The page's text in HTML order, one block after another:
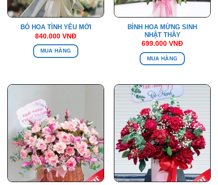
BÓ HOA TÌNH YÊU MỚI
840.000 VNĐ
MUA HÀNG
BÌNH HOA MỪNG SINH
NHẬT THẦY
699.000 VNĐ
MUA HÀNG